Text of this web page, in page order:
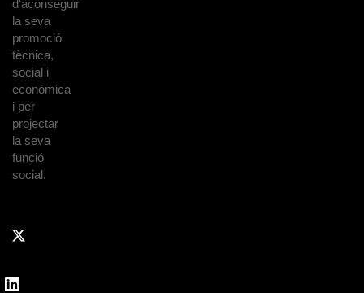
d'aconseguir
la seva
promoció
tècnica,
social i
econòmica
i per
projectar
la seva
funció
social.